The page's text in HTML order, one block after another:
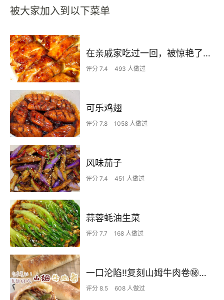
被大家加入到以下菜单
在亲戚家吃过一回，被惊艳了…
评分 7.4 493 人做过
可乐鸡翅
评分 7.8 1058 人做过
风味茄子
评分 7.4 451 人做过
蒜蓉蚝油生菜
评分 7.7 168 人做过
一口沦陷‼️复刻山姆牛肉卷㊙️皮薄馅足爆好吃
评分 8.5 608 人做过